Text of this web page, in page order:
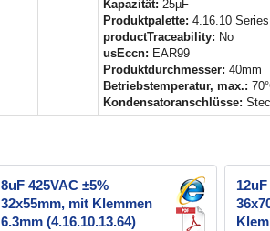
Kapazität: 25µF
Produktpalette: 4.16.10 Series
productTraceability: No
usEccn: EAR99
Produktdurchmesser: 40mm
Betriebstemperatur, max.:
Kondensatoranschlüsse:
8uF 425VAC ±5%
32x55mm, mit Klemmen
6.3mm (4.16.10.13.64)